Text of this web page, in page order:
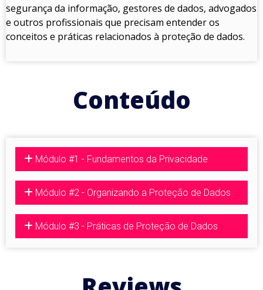
segurança da informação, gestores de dados, advogados
e outros profissionais que precisam entender os
conceitos e práticas relacionados à proteção de dados.
Conteúdo
Módulo #1 - Fundamentos da Privacidade
Módulo #2 - Organizando a Proteção de Dados
Módulo #3 - Práticas de Proteção de Dados